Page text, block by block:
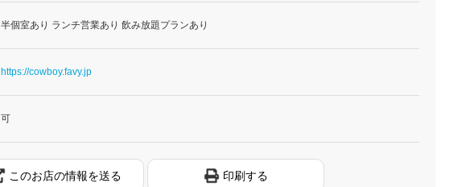
半個室あり ランチ営業あり 飲み放題プランあり
https://cowboy.favy.jp
可
このお店の情報を送る 印刷する